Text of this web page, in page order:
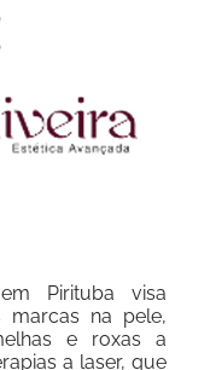
Pirituba visa
marcas na pele,
e roxas a
a laser, que